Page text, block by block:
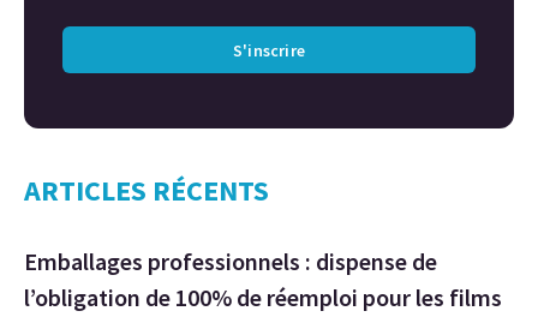
S'inscrire
ARTICLES RÉCENTS
Emballages professionnels : dispense de
l’obligation de 100% de réemploi pour les films